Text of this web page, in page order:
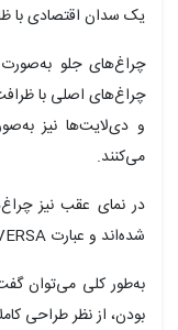
یک سدان اقتصادی با
چراغ‌های جلو
چراغ‌های اصلی با
و دی‌لایت‌ها نیز
می‌کنند.
در نمای عقب نیز
شده‌اند و عبارت VERSA روی این نوار نقش بسته است.
به‌طور کلی می‌توان
بودن، از نظر طراحی